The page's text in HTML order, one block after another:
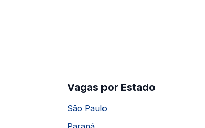
Vagas por Estado
São Paulo